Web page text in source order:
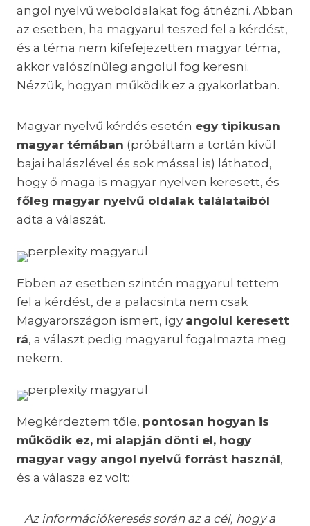
angol nyelvű weboldalakat fog átnézni. Abban
az esetben, ha magyarul teszed fel a kérdést,
és a téma nem kifefejezetten magyar téma,
akkor valószínűleg angolul fog keresni.
Nézzük, hogyan működik ez a gyakorlatban.
Magyar nyelvű kérdés esetén egy tipikusan
magyar témában (próbáltam a tortán kívül
bajai halászlével és sok mással is) láthatod,
hogy ő maga is magyar nyelven keresett, és
főleg magyar nyelvű oldalak találataiból
adta a válaszát.
Ebben az esetben szintén magyarul tettem
fel a kérdést, de a palacsinta nem csak
Magyarországon ismert, így angolul keresett
rá, a választ pedig magyarul fogalmazta meg
nekem.
Megkérdeztem tőle, pontosan hogyan is
működik ez, mi alapján dönti el, hogy
magyar vagy angol nyelvű forrást használ,
és a válasza ez volt:
Az információkeresés során az a cél, hogy a